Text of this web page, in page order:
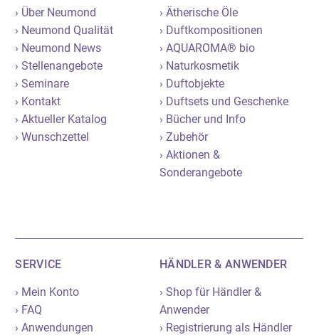
› Über Neumond
› Neumond Qualität
› Neumond News
› Stellenangebote
› Seminare
› Kontakt
› Aktueller Katalog
› Wunschzettel
› Ätherische Öle
› Duftkompositionen
› AQUAROMA® bio
› Naturkosmetik
› Duftobjekte
› Duftsets und Geschenke
› Bücher und Info
› Zubehör
› Aktionen &
Sonderangebote
SERVICE
› Mein Konto
› FAQ
› Anwendungen
HÄNDLER & ANWENDER
› Shop für Händler &
Anwender
› Registrierung als Händler